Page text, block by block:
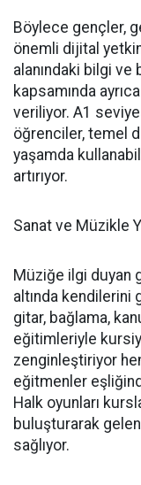
Böylece gençler,
önemli dijital
alanındaki bilgi
kapsamında
veriliyor. A1
öğrenciler, temel
yaşamda
artırıyor.
Sanat ve Müzikle
Müziğe ilgi duyan
altında kendilerini
gitar, bağlama,
eğitimleriyle
zenginleştiriyor
eğitmenler
Halk oyunları
buluşturarak
sağlıyor.